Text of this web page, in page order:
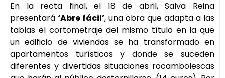
En la recta final, el 18 de abril, Salva Reina
presentará ‘Abre fácil’, una obra que adapta a las
tablas el cortometraje del mismo título en la que
un edificio de viviendas se ha transformado en
apartamentos turísticos y donde se suceden
diferentes y divertidas situaciones rocambolescas